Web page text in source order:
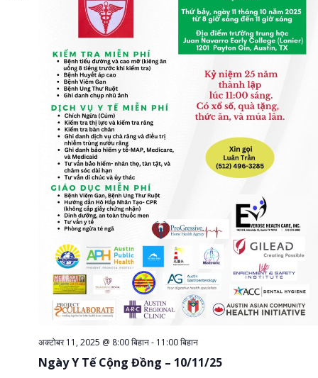
अक्टोबर 11, 2025 @ 8:00 बिहान- 11:00 बिहान
Ngày Y Tế Cộng Đồng – 10/11/25